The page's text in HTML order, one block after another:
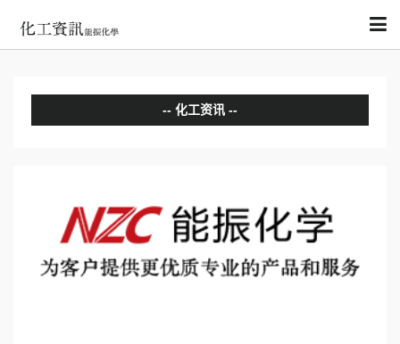
化工资讯
国际动态